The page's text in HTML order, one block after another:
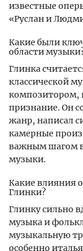
известные
«Руслан и
Какие были
области
Глинка
классической
композитором,
признание. Он
жанр, написал
камерные
важным шагом в
музыки.
Какие влияния
Глинки?
Глинку сильно
музыка и
музыкальную
особенно